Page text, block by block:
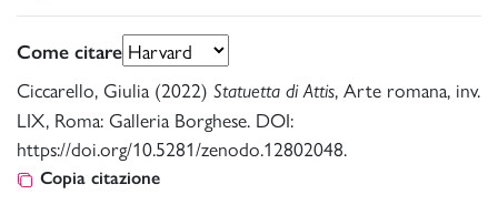
Come citare
Ciccarello, Giulia (2022) Statuetta di Attis, Arte romana, inv.
LIX, Roma: Galleria Borghese. DOI:
https://doi.org/10.5281/zenodo.12802048.
Copia citazione